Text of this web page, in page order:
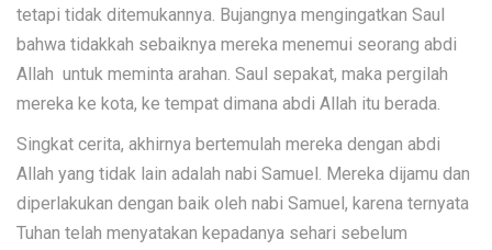
tetapi tidak ditemukannya. Bujangnya mengingatkan Saul
bahwa tidakkah sebaiknya mereka menemui seorang abdi
Allah untuk meminta arahan. Saul sepakat, maka pergilah
mereka ke kota, ke tempat dimana abdi Allah itu berada.
Singkat cerita, akhirnya bertemulah mereka dengan abdi
Allah yang tidak lain adalah nabi Samuel. Mereka dijamu dan
diperlakukan dengan baik oleh nabi Samuel, karena ternyata
Tuhan telah menyatakan kepadanya sehari sebelum